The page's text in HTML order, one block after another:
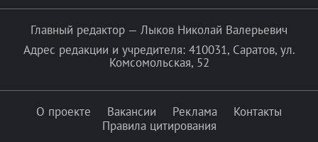
Главный редактор — Лыков Николай Валерьевич
Адрес редакции и учредителя: 410031, Саратов, ул.
Комсомольская, 52
О проекте Вакансии Реклама
Контакты
Правила цитирования